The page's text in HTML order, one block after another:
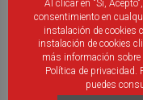
La Escuela
proceso de
Convocatoria de
2021
Propuesta de
Al clicar en "Sí,
consentimiento en
instalación de cookies
instalación de cookies
más información
Política de privacidad.
puedes